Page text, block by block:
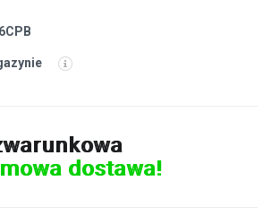
dostawa!